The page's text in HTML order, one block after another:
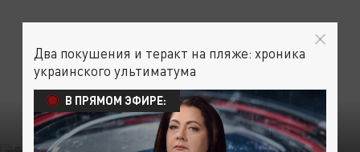
Два покушения и теракт на пляже: хроника
украинского ультиматума
В ПРЯМОМ ЭФИРЕ: